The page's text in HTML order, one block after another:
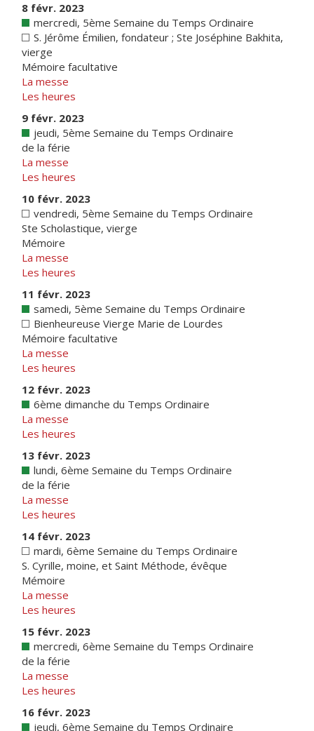
8 févr. 2023
mercredi, 5ème Semaine du Temps Ordinaire
S. Jérôme Émilien, fondateur ; Ste Joséphine Bakhita,
vierge
Mémoire facultative
La messe
Les heures
9 févr. 2023
jeudi, 5ème Semaine du Temps Ordinaire
de la férie
La messe
Les heures
10 févr. 2023
vendredi, 5ème Semaine du Temps Ordinaire
Ste Scholastique, vierge
Mémoire
La messe
Les heures
11 févr. 2023
samedi, 5ème Semaine du Temps Ordinaire
Bienheureuse Vierge Marie de Lourdes
Mémoire facultative
La messe
Les heures
12 févr. 2023
6ème dimanche du Temps Ordinaire
La messe
Les heures
13 févr. 2023
lundi, 6ème Semaine du Temps Ordinaire
de la férie
La messe
Les heures
14 févr. 2023
mardi, 6ème Semaine du Temps Ordinaire
S. Cyrille, moine, et Saint Méthode, évêque
Mémoire
La messe
Les heures
15 févr. 2023
mercredi, 6ème Semaine du Temps Ordinaire
de la férie
La messe
Les heures
16 févr. 2023
jeudi, 6ème Semaine du Temps Ordinaire